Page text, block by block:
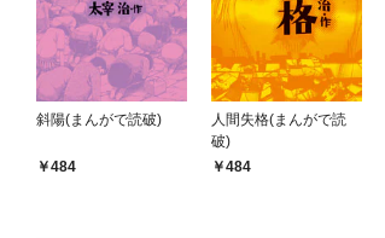
斜陽(まんがで読破)
484
人間失格(まんがで読
破)
484